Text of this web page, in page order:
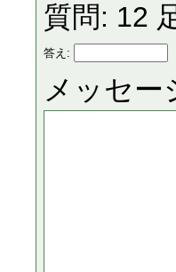
質問: 12
答え:
メッセー